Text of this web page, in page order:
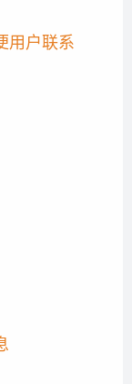
用户联系